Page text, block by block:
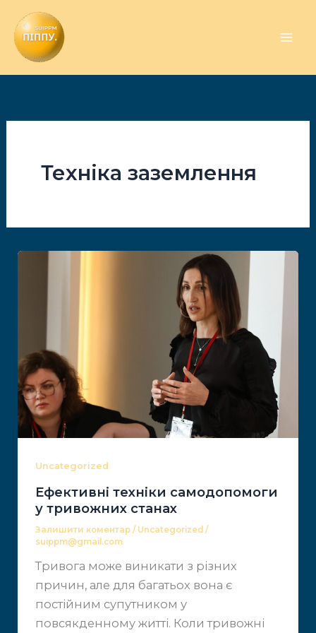
Перейти
до
вмісту
Техніка заземлення
Uncategorized
Ефективні техніки самодопомоги
у тривожних станах
Залишити коментар / Uncategorized /
suippm@gmail.com
Тривога може виникати з різних
причин, але ​для багатьох вона є
постійним супутником у ​
повсякденному житті. Коли тривожні